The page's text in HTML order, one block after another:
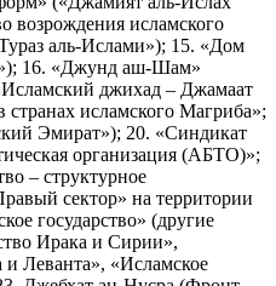
возрождения исламского
аль-Ислами»); 15. «Дом
16. «Джунд аш-Шам»
джихад – Джамаат
исламского Магриба»;
Эмират»); 20. «Синдикат
организация (АБТО)»;
– структурное
сектор» на территории
государство» (другие
Ирака и Сирии»,
и Леванта», «Исламское